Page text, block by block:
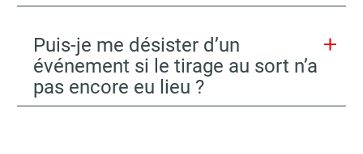
Puis-je me désister d’un
événement si le tirage au sort n’a
pas encore eu lieu ?